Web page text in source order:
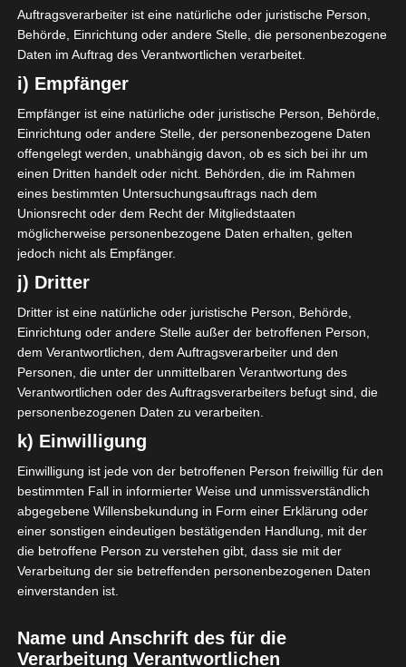
insbesondere, um Aspekte bezüglich Arbeitsleistung,
wirtschaftlicher Lage, Gesundheit, persönlicher
Vorlieben, Interessen, Zuverlässigkeit, Verhalten,
Aufenthaltsort oder Ortswechsel dieser natürlichen
Person zu analysieren oder vorherzusagen.
f) Pseudonymisierung
Pseudonymisierung ist die Verarbeitung
personenbezogener Daten in einer Weise, auf welche
die personenbezogenen Daten ohne Hinzuziehung
zusätzlicher Informationen nicht mehr einer
spezifischen betroffenen Person zugeordnet werden
gesondert aufbewahrt werden und technischen und
organisatorischen Maßnahmen unterliegen, die
gewährleisten, dass die personenbezogenen Daten
nicht einer identifizierten oder identifizierbaren
natürlichen Person zugewiesen werden.
g) Verantwortlicher oder für die
Verarbeitung Verantwortlicher
Verantwortlicher oder für die Verarbeitung
Verantwortlicher ist die natürliche oder juristische
Person, Behörde, Einrichtung oder andere Stelle, die
allein oder gemeinsam mit anderen über die Zwecke
und Mittel der Verarbeitung von personenbezogenen
Daten entscheidet. Sind die Zwecke und Mittel dieser
Verarbeitung durch das Unionsrecht oder das Recht
Verantwortliche beziehungsweise können die
bestimmten Kriterien seiner Benennung nach dem
Auftragsverarbeiter ist eine natürliche oder juristische Person,
Behörde, Einrichtung oder andere Stelle, die personenbezogene
Daten im Auftrag des Verantwortlichen verarbeitet.
i) Empfänger
Empfänger ist eine natürliche oder juristische Person, Behörde,
Einrichtung oder andere Stelle, der personenbezogene Daten
offengelegt werden, unabhängig davon, ob es sich bei ihr um
einen Dritten handelt oder nicht. Behörden, die im Rahmen
eines bestimmten Untersuchungsauftrags nach dem
Unionsrecht oder dem Recht der Mitgliedstaaten
möglicherweise personenbezogene Daten erhalten, gelten
jedoch nicht als Empfänger.
j) Dritter
Dritter ist eine natürliche oder juristische Person, Behörde,
Einrichtung oder andere Stelle außer der betroffenen Person,
dem Verantwortlichen, dem Auftragsverarbeiter und den
Personen, die unter der unmittelbaren Verantwortung des
Verantwortlichen oder des Auftragsverarbeiters befugt sind, die
personenbezogenen Daten zu verarbeiten.
k) Einwilligung
Einwilligung ist jede von der betroffenen Person freiwillig für den
bestimmten Fall in informierter Weise und unmissverständlich
abgegebene Willensbekundung in Form einer Erklärung oder
einer sonstigen eindeutigen bestätigenden Handlung, mit der
die betroffene Person zu verstehen gibt, dass sie mit der
Verarbeitung der sie betreffenden personenbezogenen Daten
einverstanden ist.
Name und Anschrift des für die
Verarbeitung Verantwortlichen